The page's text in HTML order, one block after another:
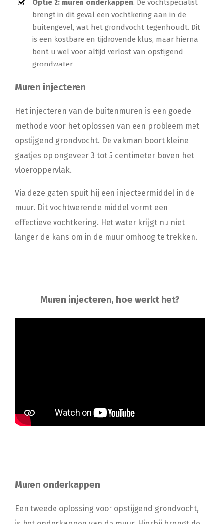
Optie 2: muren onderkappen. De vochtspecialist
brengt in dit geval een vochtkering aan in de
buitengevel, wat het grondvocht tegenhoudt. Dit
is een kostbare en tijdrovende klus, maar hierna
bent u wel voor altijd verlost van opstijgend
grondwater.
Muren injecteren
Het injecteren van de buitenmuren is een goede
methode voor het oplossen van een probleem met
opstijgend grondvocht. De vakman boort kleine
gaatjes op ongeveer 3 tot 5 centimeter boven het
vloeroppervlak.
Via deze gaten spuit hij een injecteermiddel in de
muur. Dit vochtwerende middel vormt een
effectieve vochtkering. Het water krijgt nu niet
langer de kans om in de muur omhoog te trekken.
Muren injecteren, hoe werkt het?
Muren onderkappen
Een tweede oplossing voor opstijgend grondvocht,